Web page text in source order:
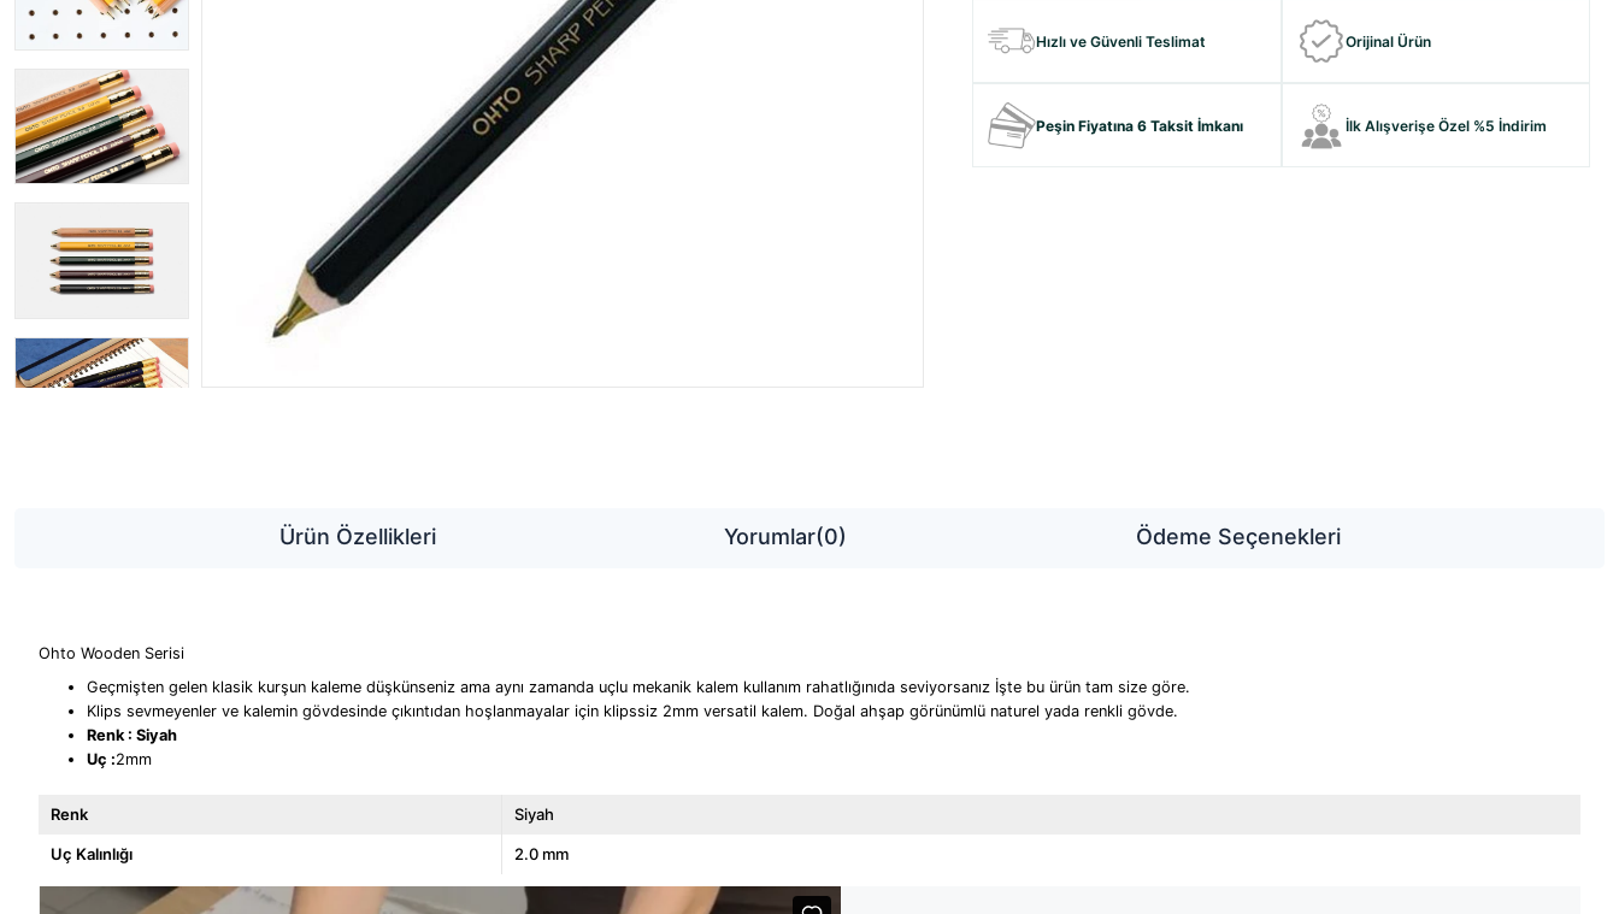
Hızlı ve Güvenli Teslimat Orijinal Ürün
Peşin Fiyatına 6 Taksit İmkanı İlk Alışverişe Özel %5 İndirim
Ürün Özellikleri Yorumlar(0) Ödeme Seçenekleri
Ohto Wooden Serisi
Geçmişten gelen klasik kurşun kaleme düşkünseniz ama aynı zamanda uçlu mekanik kalem kullanım rahatlığınıda seviyorsanız İşte bu ürün tam size göre.
Klips sevmeyenler ve kalemin gövdesinde çıkıntıdan hoşlanmayalar için klipssiz 2mm versatil kalem. Doğal ahşap görünümlü naturel yada renkli gövde.
Renk : Siyah
Uç :2mm
Renk Siyah
Uç Kalınlığı 2.0 mm